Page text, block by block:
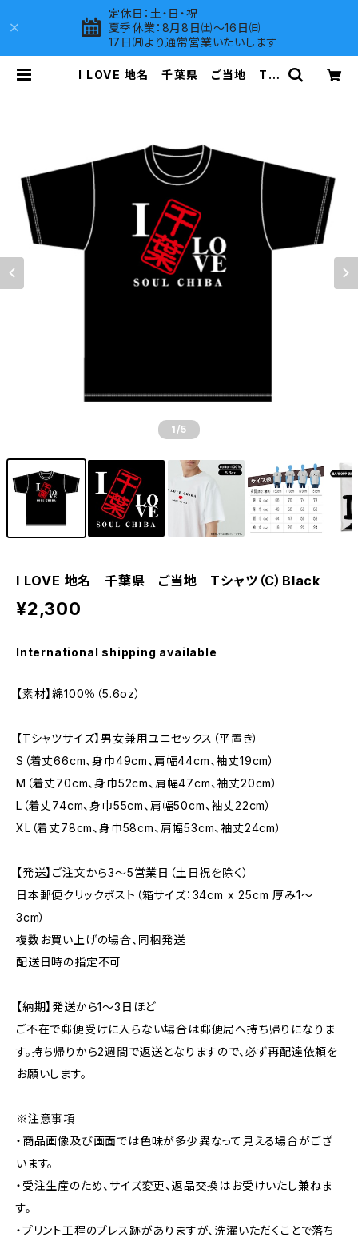
定休日：土・日・祝
夏季休業：8月8日㈯～16日㈰
17日㈪より通常営業いたいします
I LOVE 地名 千葉県 ご当地 Tシ
1 /5
I LOVE 地名 千葉県 ご当地 Tシャツ（C）Black
¥2,300
International shipping available
【素材】綿100％（5.6oz）
【Tシャツサイズ】男女兼用ユニセックス（平置き）
S（着丈66cm、身巾49cm、肩幅44cm、袖丈19cm）
M（着丈70cm、身巾52cm、肩幅47cm、袖丈20cm）
L（着丈74cm、身巾55cm、肩幅50cm、袖丈22cm）
XL（着丈78cm、身巾58cm、肩幅53cm、袖丈24cm）
【発送】ご注文から3〜5営業日（土日祝を除く）
日本郵便クリックポスト（箱サイズ：34cm x 25cm 厚み1〜
3cm）
複数お買い上げの場合、同梱発送
配送日時の指定不可
【納期】発送から1〜3日ほど
ご不在で郵便受けに入らない場合は郵便局へ持ち帰りになりま
す。持ち帰りから2週間で返送となりますので、必ず再配達依頼を
お願いします。
※注意事項
・商品画像及び画面では色味が多少異なって見える場合がござ
います。
・受注生産のため、サイズ変更、返品交換はお受けいたし兼ねま
す。
・プリント工程のプレス跡がありますが、洗濯いただくことで落ち